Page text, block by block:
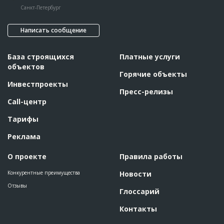
Санкт-Петербург
Написать сообщение
База строящихся
объектов
Инвестпроекты
Call-центр
Тарифы
Реклама
О проекте
Конкурентные преимущества
Отзывы
Платные услуги
Горячие объекты
Пресс-релизы
Правила работы
Новости
Глоссарий
Контакты